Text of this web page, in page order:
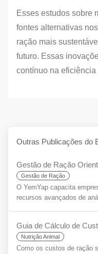
Esses estudos sobre
fontes alternativas
ração mais
futuro. Essas
contínuo na
Outras Publicações do
Gestão de Ração
O YemYap capacita
recursos avançados de
Nutrição Animal
Como os custos de ração